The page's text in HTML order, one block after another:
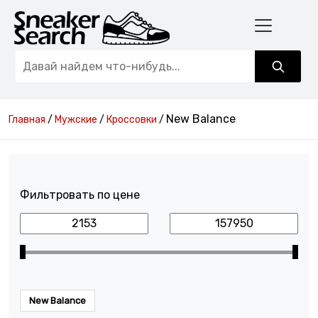
Главная / Мужские / Кроссовки / New Balance
Фильтровать по цене
New Balance